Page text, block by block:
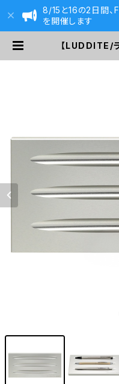
8/15と16の2日間
を開催します
【LUDDITE/